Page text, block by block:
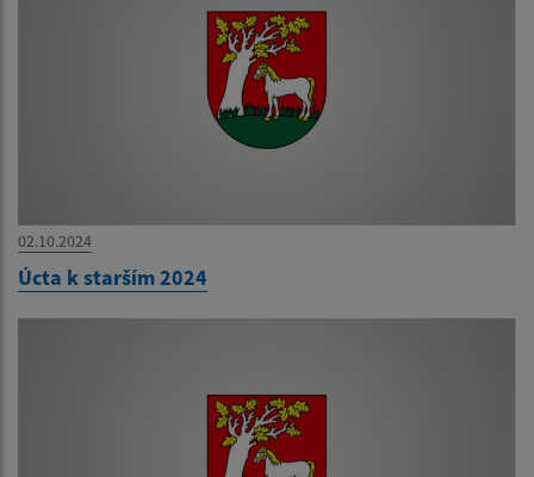
02.10.2024
Úcta k starším 2024